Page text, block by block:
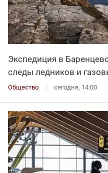
Экспедиция в
следы ледников и
Общество сегодня, 14:00